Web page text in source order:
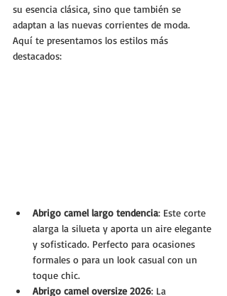
su esencia clásica, sino que también se
adaptan a las nuevas corrientes de moda.
Aquí te presentamos los estilos más
destacados:
Abrigo camel largo tendencia: Este corte
alarga la silueta y aporta un aire elegante
y sofisticado. Perfecto para ocasiones
formales o para un look casual con un
toque chic.
Abrigo camel oversize 2026: La